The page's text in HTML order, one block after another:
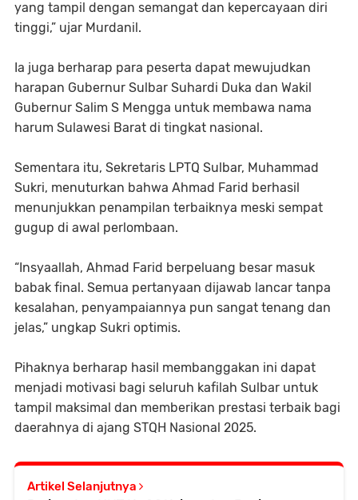
yang tampil dengan semangat dan kepercayaan diri
tinggi,” ujar Murdanil.
Ia juga berharap para peserta dapat mewujudkan
harapan Gubernur Sulbar Suhardi Duka dan Wakil
Gubernur Salim S Mengga untuk membawa nama
harum Sulawesi Barat di tingkat nasional.
Sementara itu, Sekretaris LPTQ Sulbar, Muhammad
Sukri, menuturkan bahwa Ahmad Farid berhasil
menunjukkan penampilan terbaiknya meski sempat
gugup di awal perlombaan.
“Insyaallah, Ahmad Farid berpeluang besar masuk
babak final. Semua pertanyaan dijawab lancar tanpa
kesalahan, penyampaiannya pun sangat tenang dan
jelas,” ungkap Sukri optimis.
Pihaknya berharap hasil membanggakan ini dapat
menjadi motivasi bagi seluruh kafilah Sulbar untuk
tampil maksimal dan memberikan prestasi terbaik bagi
daerahnya di ajang STQH Nasional 2025.
Artikel Selanjutnya